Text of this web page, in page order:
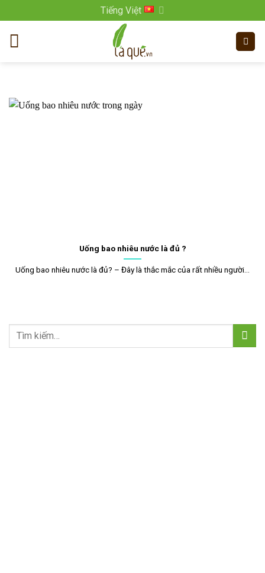
qua
nội
dung
Tiếng Việt
Uống bao nhiêu nước là đủ ?
Uống bao nhiêu nước là đủ? – Đây là thắc mắc của rất nhiều người...